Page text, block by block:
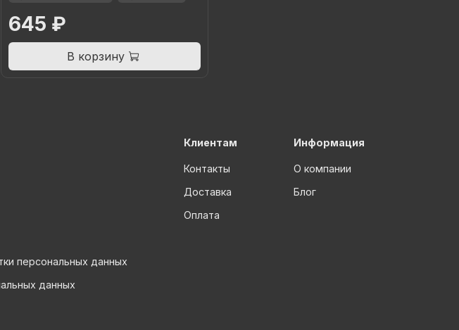
645 ₽
В корзину
персональных данных
данных
Клиентам
Контакты
Доставка
Оплата
Информация
О компании
Блог